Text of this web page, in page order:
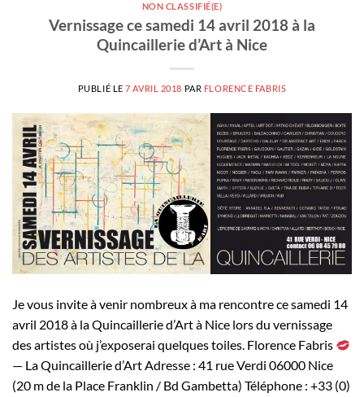
NON CLASSIFIÉ(E)
Vernissage ce samedi 14 avril 2018 à la
Quincaillerie d’Art à Nice
PUBLIÉ LE7 AVRIL 2018 PAR FLORENCE FABRIS
Je vous invite à venir nombreux à ma rencontre ce samedi 14
avril 2018 à la Quincaillerie d’Art à Nice lors du vernissage
des artistes où j’exposerai quelques toiles. Florence Fabris
— La Quincaillerie d’Art Adresse : 41 rue Verdi 06000 Nice
(20 m de la Place Franklin / Bd Gambetta) Téléphone : +33 (0)